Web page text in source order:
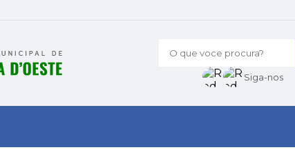
O que voce procura?
Siga-nos